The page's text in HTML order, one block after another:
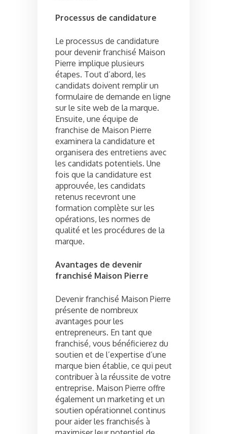
Processus de candidature
Le processus de candidature
pour devenir franchisé Maison
Pierre implique plusieurs
étapes. Tout d’abord, les
candidats doivent remplir un
formulaire de demande en ligne
sur le site web de la marque.
Ensuite, une équipe de
franchise de Maison Pierre
examinera la candidature et
organisera des entretiens avec
les candidats potentiels. Une
fois que la candidature est
approuvée, les candidats
retenus recevront une
formation complète sur les
opérations, les normes de
qualité et les procédures de la
marque.
Avantages de devenir
franchisé Maison Pierre
Devenir franchisé Maison Pierre
présente de nombreux
avantages pour les
entrepreneurs. En tant que
franchisé, vous bénéficierez du
soutien et de l’expertise d’une
marque bien établie, ce qui peut
contribuer à la réussite de votre
entreprise. Maison Pierre offre
également un marketing et un
soutien opérationnel continus
pour aider les franchisés à